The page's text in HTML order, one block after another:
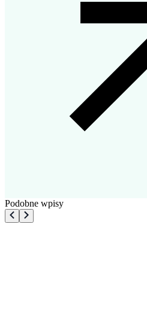
Podobne wpisy